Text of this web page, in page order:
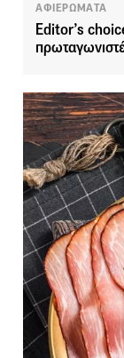
ΑΦΙΕΡΩΜΑΤΑ
Editor’s